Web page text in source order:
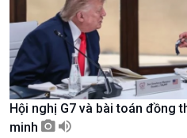
Hội nghị G7 và bài toán đồng
minh